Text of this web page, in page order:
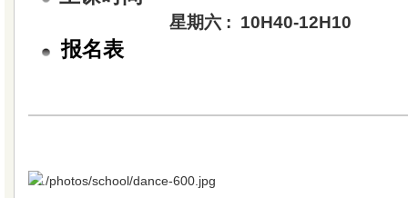
星期六 : 10H40-12H10
报名表